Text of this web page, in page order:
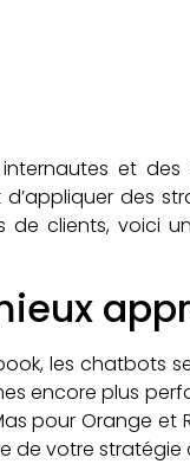
et
des
de clients, voici
les chatbots
encore plus
pour Orange
de votre